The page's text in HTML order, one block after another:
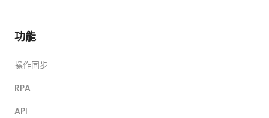
功能
操作同步
RPA
API